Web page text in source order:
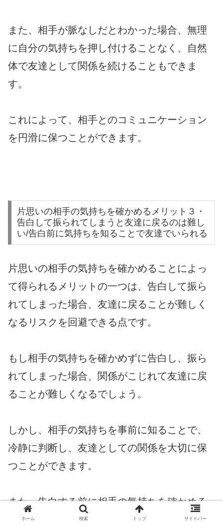
また、相手が脈なしだとわかった場合、無理
に自分の気持ちを押し付けることなく、自然
体で友達として関係を続けることもできま
す。
これによって、相手とのコミュニケーション
を円滑に保つことができます。
片思いの相手の気持ちを確かめるメリット３・
告白して振られてしまうと友達に戻るのは難し
い/告白前に気持ちを知ることで友達でいられる
片思いの相手の気持ちを確かめることによっ
て得られるメリットの一つは、告白して振ら
れてしまった場合、友達に戻ることが難しく
なるリスクを回避できる点です。
もし相手の気持ちを確かめずに告白し、振ら
れてしまった場合、関係がこじれて友達に戻
ることが難しくなるでしょう。
しかし、相手の気持ちを事前に知ることで、
冷静に判断し、友達としての関係を大切に保
つことができます。
また、告白する前に相手の気持ちを確かめる
ことで、友達としての関係を損なうことな
ホーム 検索 トップ サイドバー